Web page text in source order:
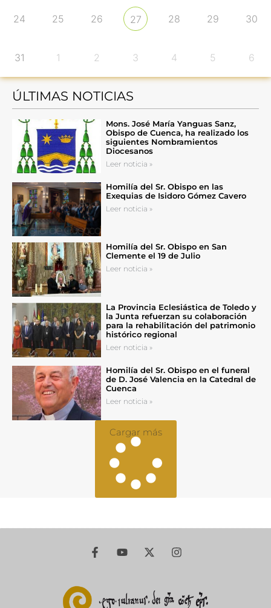
24 25 26 27 28 29 30
31 1 2 3 4 5 6
ÚLTIMAS NOTICIAS
Mons. José María Yanguas Sanz,
Obispo de Cuenca, ha realizado los
siguientes Nombramientos
Diocesanos
Leer noticia »
Homilía del Sr. Obispo en las
Exequias de Isidoro Gómez Cavero
Leer noticia »
Homilía del Sr. Obispo en San
Clemente el 19 de Julio
Leer noticia »
La Provincia Eclesiástica de Toledo y
la Junta refuerzan su colaboración
para la rehabilitación del patrimonio
histórico regional
Leer noticia »
Homilía del Sr. Obispo en el funeral
de D. José Valencia en la Catedral de
Cuenca
Leer noticia »
Cargar más